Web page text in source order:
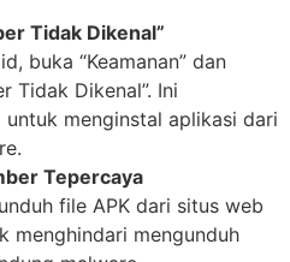
Tidak Dikenal”
buka “Keamanan” dan
Tidak Dikenal”. Ini
untuk menginstal aplikasi dari
Tepercaya
file APK dari situs web
menghindari mengunduh